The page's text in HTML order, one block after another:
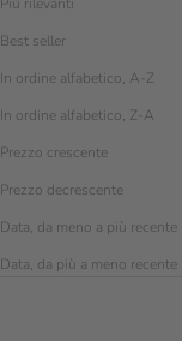
Best seller
In ordine alfabetico, A-Z
In ordine alfabetico, Z-A
Prezzo crescente
Prezzo decrescente
Data, da meno a più recente
Data, da più a meno recente